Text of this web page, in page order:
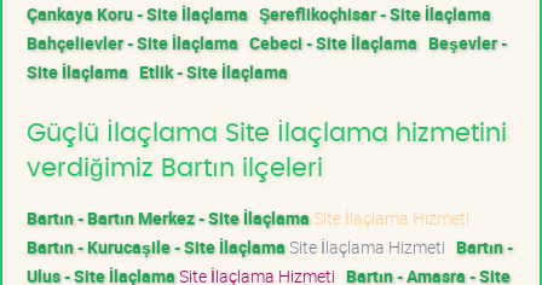
Çankaya Koru - Site İlaçlama Şereflikoçhisar - Site İlaçlama
Bahçelievler - Site İlaçlama Cebeci - Site İlaçlama Beşevler -
Site İlaçlama Etlik - Site İlaçlama
Güçlü İlaçlama Site İlaçlama hizmetini
verdiğimiz Bartın ilçeleri
Bartın - Bartın Merkez - Site İlaçlama Site İlaçlama Hizmeti
Bartın - Kurucaşile - Site İlaçlamaSite İlaçlama Hizmeti Bartın -
Ulus - Site İlaçlamaSite İlaçlama Hizmeti Bartın - Amasra - Site